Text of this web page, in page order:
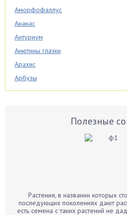
Аморфофаллус
Ананас
Антуриум
Анютины глазки
Арахис
Арбузы
Аспарагус
Бархатцы
Полезные
Растения, в названии которых
последующих поколениях дают
есть семена с таких растений не